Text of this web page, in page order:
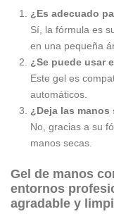
¿Es adecuado
Sí, la fórmula es
en una pequeña
¿Se puede usar
Este gel es
automáticos.
¿Deja las
No, gracias a su
manos secas.
Gel de manos
entornos
agradable y